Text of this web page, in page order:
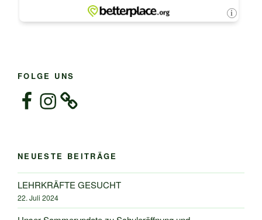
FOLGE UNS
FacebookInstagram
NEUESTE BEITRÄGE
LEHRKRÄFTE GESUCHT
22. Juli 2024